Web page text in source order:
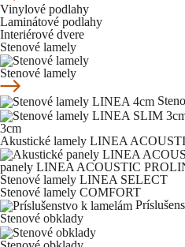
Vinylové podlahy
Laminátové podlahy
Interiérové dvere
Stenové lamely
Stenové lamely
3cm
Akustické lamely LINEA
panely LINEA ACOUSTIC
Stenové lamely LINEA SELECT
Stenové lamely COMFORT
Stenové obklady